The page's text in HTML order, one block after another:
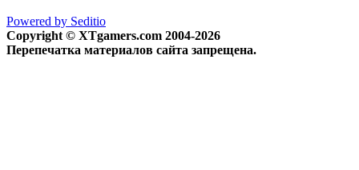
Powered by Seditio
Copyright © XTgamers.com 2004-2026
Перепечатка материалов сайта запрещена.